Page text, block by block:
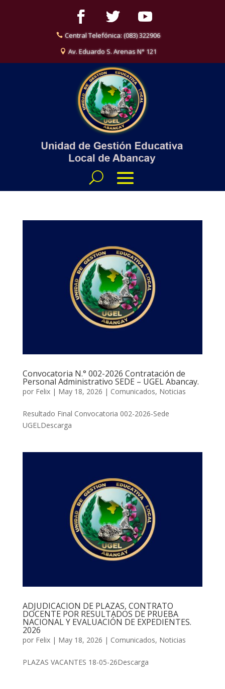
Central Telefónica: (083) 322906
Av. Eduardo S. Arenas N° 121
Convocatoria N.° 002-2026 Contratación de
Personal Administrativo SEDE – UGEL Abancay.
por Felix| May 18, 2026 | Comunicados, Noticias
Resultado Final Convocatoria 002-2026-Sede
UGELDescarga
ADJUDICACION DE PLAZAS, CONTRATO
DOCENTE POR RESULTADOS DE PRUEBA
NACIONAL Y EVALUACIÓN DE EXPEDIENTES.
2026
por Felix| May 18, 2026 | Comunicados, Noticias
PLAZAS VACANTES 18-05-26Descarga